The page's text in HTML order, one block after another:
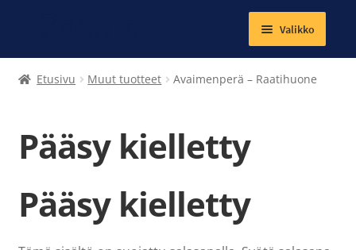
Valikko
Laajenna
alemman
Korut
Magneetit
Etusivu Muut tuotteet Avaimenperä – Raatihuone
Pääsy kielletty
Pääsy kielletty